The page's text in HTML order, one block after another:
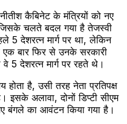
कैबिनेट के मंत्रियों को नए
चलते बदल गया है तेजस्वी
5 देशरत्न मार्ग पर था, लेकिन
बार फिर से उनके सरकारी
देशरत्न मार्ग पर रहते थे।
है, उसी तरह नेता प्रतिपक्ष
इसके अलावा, दोनों डिप्टी सीएम
बंगले का आवंटन किया गया है।